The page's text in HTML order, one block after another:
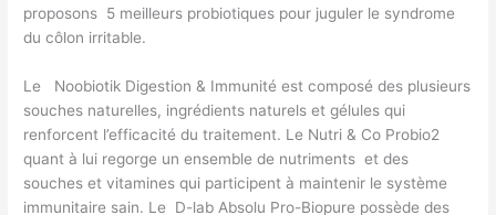
proposons 5 meilleurs probiotiques pour juguler le syndrome
du côlon irritable.
Le Noobiotik Digestion & Immunité est composé des plusieurs
souches naturelles, ingrédients naturels et gélules qui
renforcent l’efficacité du traitement. Le Nutri & Co Probio2
quant à lui regorge un ensemble de nutriments et des
souches et vitamines qui participent à maintenir le système
immunitaire sain. Le D-lab Absolu Pro-Biopure possède des